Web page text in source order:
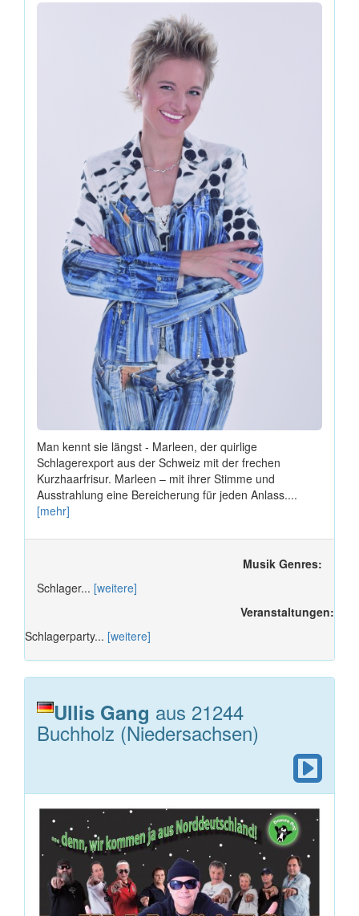
Man kennt sie längst - Marleen, der quirlige
Schlagerexport aus der Schweiz mit der frechen
Kurzhaarfrisur. Marleen – mit ihrer Stimme und
Ausstrahlung eine Bereicherung für jeden Anlass....
[mehr]
Musik Genres:
Schlager... [weitere]
Veranstaltungen:
Schlagerparty... [weitere]
Ullis Gang aus 21244
Buchholz (Niedersachsen)